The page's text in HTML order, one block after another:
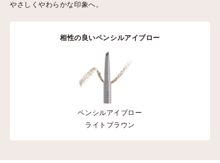
やさしくやわらかな印象へ。
相性の良いペンシルアイブロー
ペンシルアイブロー
ライトブラウン